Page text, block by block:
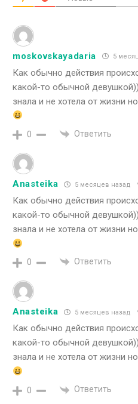
moskovskayadaria 5
Как обычно действия
какой-то обычной
знала и не хотела от жизни
0 Ответить
Anasteika 5 месяцев назад
Как обычно действия
какой-то обычной
знала и не хотела от жизни
0 Ответить
Anasteika 5 месяцев назад
Как обычно действия
какой-то обычной
знала и не хотела от жизни
0 Ответить